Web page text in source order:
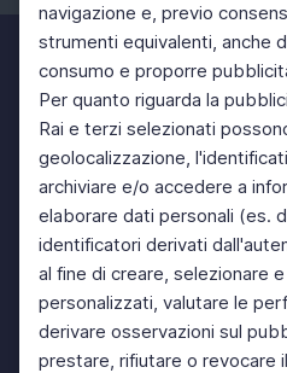
navigazione e, previo
strumenti equivalenti, anche
consumo e proporre
Per quanto riguarda la
Rai e terzi selezionati
geolocalizzazione,
archiviare e/o accedere a
elaborare dati personali (es.
identificatori derivati
al fine di creare, selezionare
personalizzati, valutare le
derivare osservazioni sul
prestare, rifiutare o revocare